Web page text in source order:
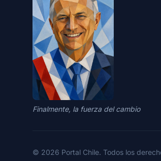
Finalmente, la fuerza del cambio
© 2026 Portal Chile. Todos los